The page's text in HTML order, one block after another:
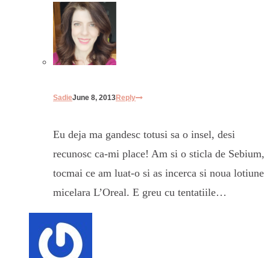
SadieJune 8, 2013Reply
Eu deja ma gandesc totusi sa o insel, desi
recunosc ca-mi place! Am si o sticla de Sebium,
tocmai ce am luat-o si as incerca si noua lotiune
micelara L’Oreal. E greu cu tentatiile…